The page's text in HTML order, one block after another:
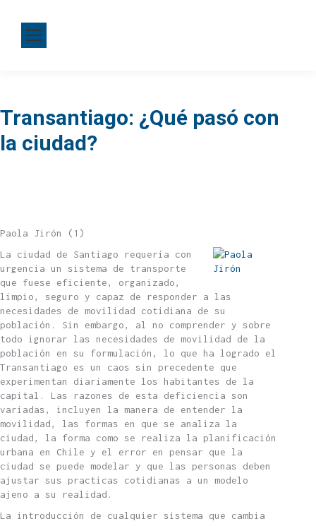
Transantiago: ¿Qué pasó con
la ciudad?
Paola Jirón (1)
La ciudad de Santiago requería con
urgencia un sistema de transporte
que fuese eficiente, organizado,
limpio, seguro y capaz de responder a las
necesidades de movilidad cotidiana de su
población. Sin embargo, al no comprender y sobre
todo ignorar las necesidades de movilidad de la
población en su formulación, lo que ha logrado el
Transantiago es un caos sin precedente que
experimentan diariamente los habitantes de la
capital. Las razones de esta deficiencia son
variadas, incluyen la manera de entender la
movilidad, las formas en que se analiza la
ciudad, la forma como se realiza la planificación
urbana en Chile y el error en pensar que la
ciudad se puede modelar y que las personas deben
ajustar sus practicas cotidianas a un modelo
ajeno a su realidad.
La introducción de cualquier sistema que cambia